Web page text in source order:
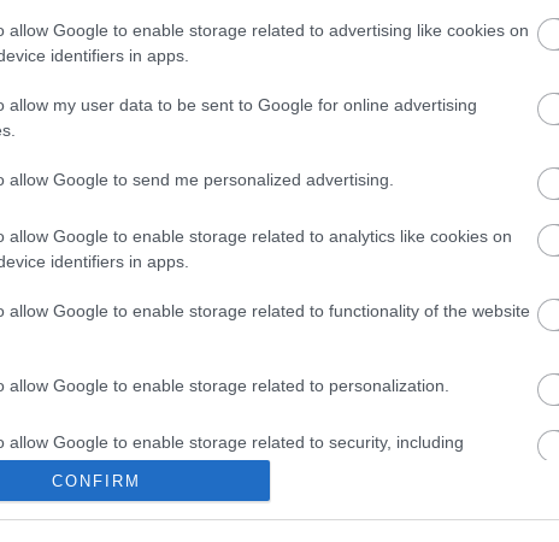
allow Google to enable storage related to advertising like cookies on
identifiers in apps.
allow my user data to be sent to Google for online advertising
allow Google to send me personalized advertising.
allow Google to enable storage related to analytics like cookies on
identifiers in apps.
allow Google to enable storage related to functionality of the website
allow Google to enable storage related to personalization.
allow Google to enable storage related to security, including
functionality and fraud prevention, and other user protection.
CONFIRM
Nike
2013 július
2013
2013
2013
lenne, akkor tudjatok tervezni. Ezen a
hőseiről, Magyarországról. Nem